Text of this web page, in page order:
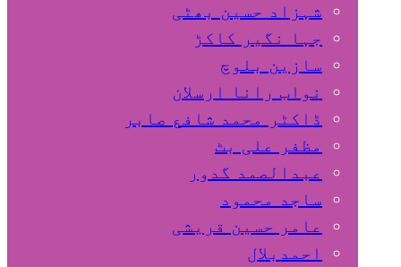
شہزاد حسین بھٹی
جہا نگیر کاکڑ
سازین بلوچ
نواب رانا ارسلان
ڈاکٹر محمد شافع صابر
مظفر علی بٹ
عبدالصمد گدور
ساجد محمود
عامر حسین قریشی
اﺣﻤﺪﺑﻼل